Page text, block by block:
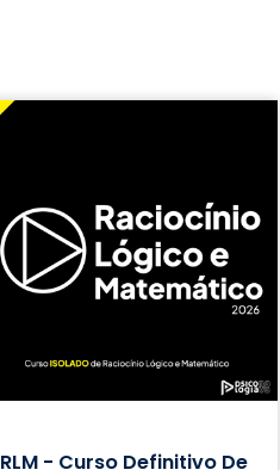
RLM - Curso Definitivo De